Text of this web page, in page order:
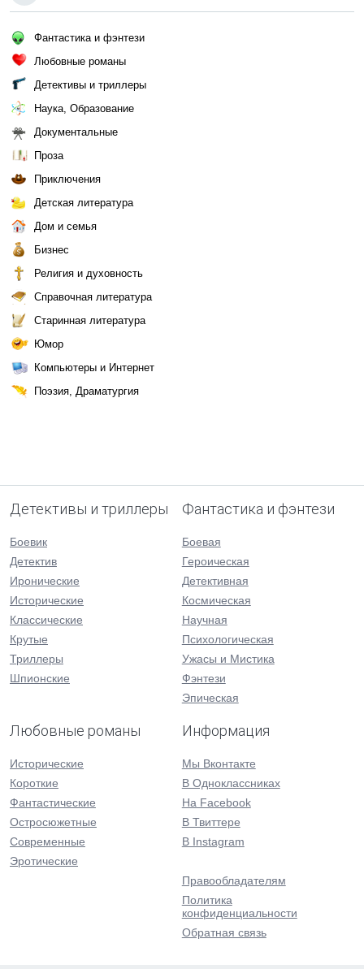
Фантастика и фэнтези
Любовные романы
Детективы и триллеры
Наука, Образование
Документальные
Проза
Приключения
Детская литература
Дом и семья
Бизнес
Религия и духовность
Справочная литература
Старинная литература
Юмор
Компьютеры и Интернет
Поэзия, Драматургия
Детективы и триллеры
Боевик
Детектив
Иронические
Исторические
Классические
Крутые
Триллеры
Шпионские
Фантастика и фэнтези
Боевая
Героическая
Детективная
Космическая
Научная
Психологическая
Ужасы и Мистика
Фэнтези
Эпическая
Любовные романы
Исторические
Короткие
Фантастические
Остросюжетные
Современные
Эротические
Информация
Мы Вконтакте
В Одноклассниках
На Facebook
В Твиттере
В Instagram
Правообладателям
Политика
конфиденциальности
Обратная связь